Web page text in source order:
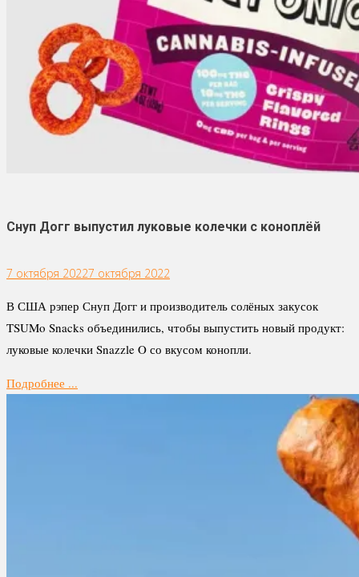
Снуп Догг выпустил луковые колечки с коноплёй
7 октября 20227 октября 2022
В США рэпер Снуп Догг и производитель солёных закусок
TSUMo Snacks объединились, чтобы выпустить новый продукт:
луковые колечки Snazzle O со вкусом конопли.
Подробнее ...